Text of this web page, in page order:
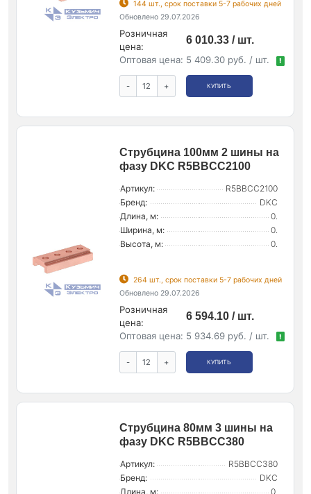
144 шт., срок поставки 5-7 рабочих дней
Обновлено 29.07.2026
Розничная
цена:
6 010.33 / шт.
Оптовая цена: 5 409.30 руб. / шт. !
- + КУПИТЬ
Струбцина 100мм 2 шины на
фазу DKC R5BBCC2100
Артикул:
R5BBCC2100
Бренд:
DKC
Длина, м:
0.
Ширина, м:
0.
Высота, м:
0.
264 шт., срок поставки 5-7 рабочих дней
Обновлено 29.07.2026
Розничная
цена:
6 594.10 / шт.
Оптовая цена: 5 934.69 руб. / шт. !
- + КУПИТЬ
Струбцина 80мм 3 шины на
фазу DKC R5BBCC380
Артикул:
R5BBCC380
Бренд:
DKC
Длина, м:
0.